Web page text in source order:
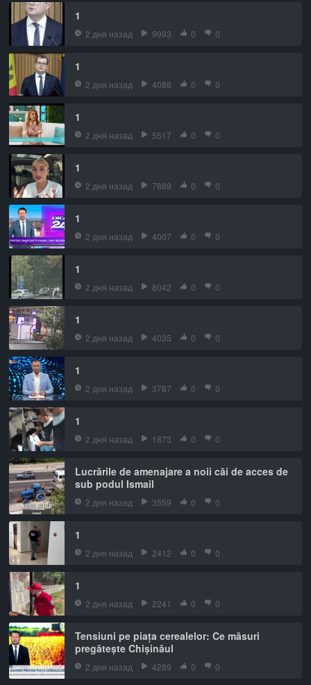
1
2 дня назад 9993 0 0
1
2 дня назад 4088 0 0
1
2 дня назад 5517 0 0
1
2 дня назад 7889 0 0
1
2 дня назад 4007 0 0
1
2 дня назад 8042 0 0
1
2 дня назад 4035 0 0
1
2 дня назад 3787 0 0
1
2 дня назад 1873 0 0
Lucrările de amenajare a noii căi de acces de
sub podul Ismail
2 дня назад 3559 0 0
1
2 дня назад 2412 0 0
1
2 дня назад 2241 0 0
Tensiuni pe piața cerealelor: Ce măsuri
pregătește Chișinăul
2 дня назад 4289 0 0